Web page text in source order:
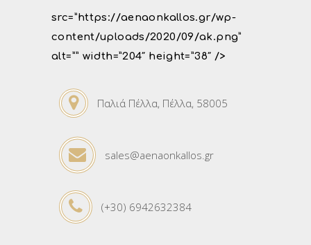
src=”https://aenaonkallos.gr/wp-
content/uploads/2020/09/ak.png”
alt=”” width=”204″ height=”38″ />
Παλιά Πέλλα, Πέλλα, 58005
sales@aenaonkallos.gr
(+30) 6942632384